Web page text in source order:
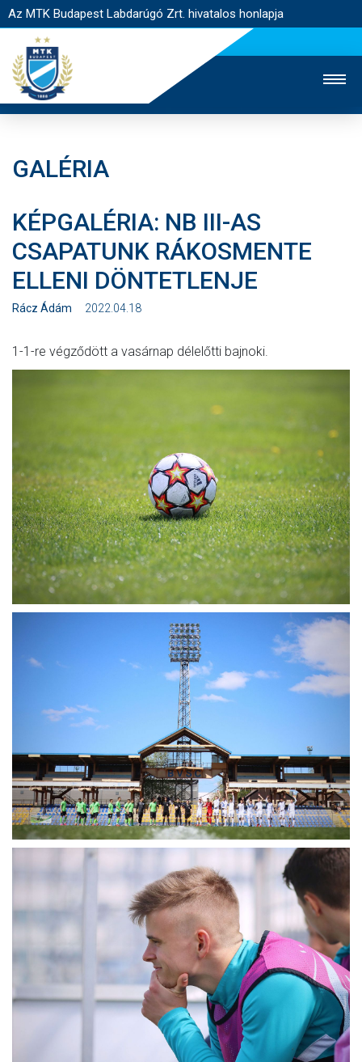
Az MTK Budapest Labdarúgó Zrt. hivatalos honlapja
JEGYÉRTÉKESÍTÉS
WEBSHOP
STADION
EGYESÜLET
KAPCSOLAT
CSAPATOK
KLUB
GALÉRIA
SZURKOLÓI ÉLMÉNYEK
AKKREDITÁCIÓ
GALÉRIA
KÉPGALÉRIA: NB III-AS
CSAPATUNK RÁKOSMENTE
ELLENI DÖNTETLENJE
Rácz Ádám 2022.04.18
1-1-re végződött a vasárnap délelőtti bajnoki.